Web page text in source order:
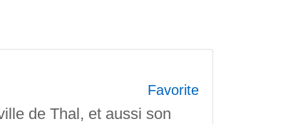
Favorite
de Thal, et aussi son